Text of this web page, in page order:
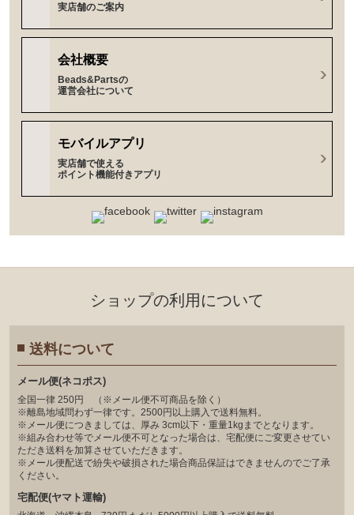
実店舗のご案内
会社概要
Beads&Partsの
運営会社について
モバイルアプリ
実店舗で使える
ポイント機能付きアプリ
ショップの利⽤について
送料について
メール便(ネコポス)
全国一律 250円 （※メール便不可商品を除く）
※離島地域問わず一律です。2500円以上購入で送料無料。
※メール便につきましては、厚み 3cm以下・重量1kgまでとなります。
※組み合わせ等でメール便不可となった場合は、宅配便にご変更させてい
ただき送料を加算させていただきます。
※メール便配送で紛失や破損された場合商品保証はできませんのでご了承
ください。
宅配便(ヤマト運輸)